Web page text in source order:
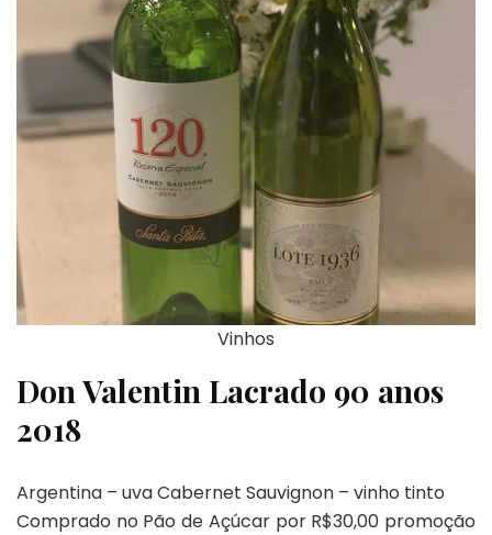
Vinhos
Don Valentin Lacrado 90 anos
2018
Argentina – uva Cabernet Sauvignon – vinho tinto
Comprado no Pão de Açúcar por R$30,00 promoção